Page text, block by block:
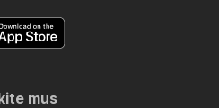
mus